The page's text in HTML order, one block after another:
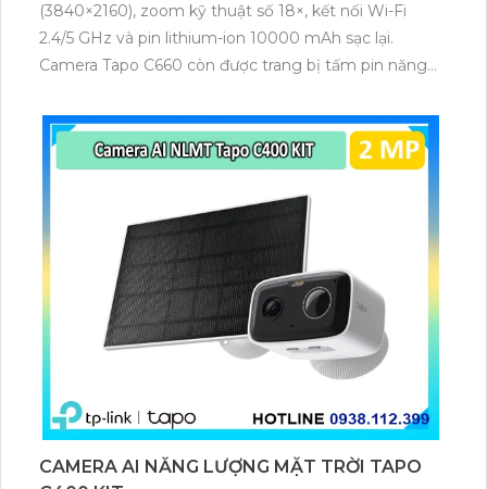
(3840×2160), zoom kỹ thuật số 18×, kết nối Wi-Fi
2.4/5 GHz và pin lithium-ion 10000 mAh sạc lại.
Camera Tapo C660 còn được trang bị tấm pin năng
thú cưng, phương tiện, lưu trữ thẻ microSD tối đa 512
GB.
CAMERA AI NĂNG LƯỢNG MẶT TRỜI TAPO